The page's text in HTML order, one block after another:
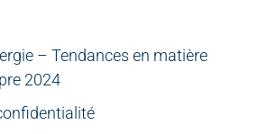
– Tendances en matière
2024